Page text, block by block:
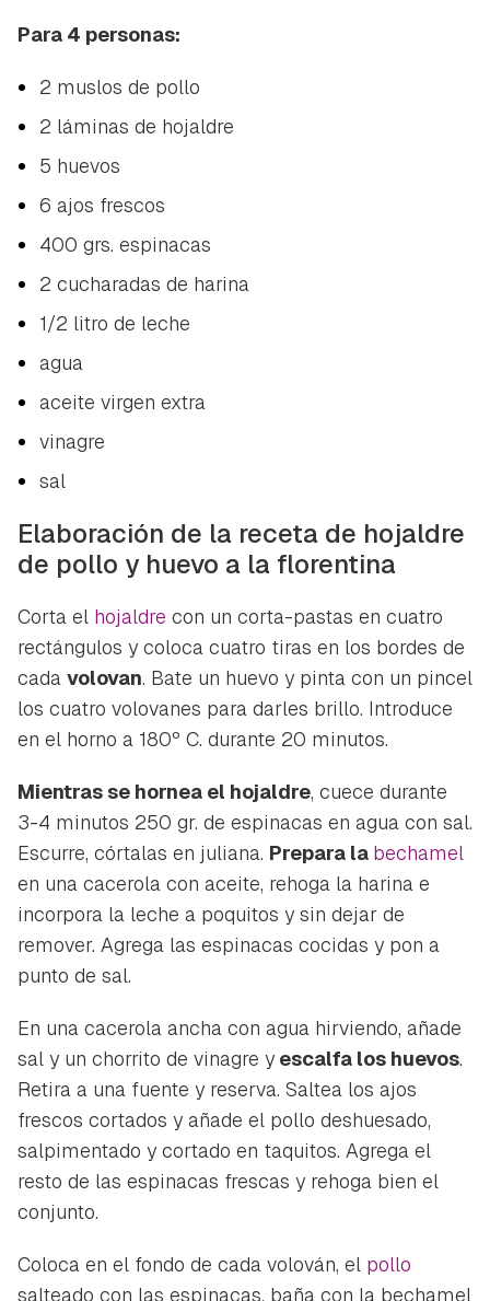
Guardar como favorito
Para poder guardar como favorito, primero has de
iniciar sesión con tu cuenta de Hogarmanía.
INICIAR SESIÓN CANCELAR
Para 4 personas:
2 muslos de pollo
2 láminas de hojaldre
5 huevos
6 ajos frescos
400 grs. espinacas
2 cucharadas de harina
1/2 litro de leche
agua
aceite virgen extra
vinagre
sal
Elaboración de la receta de hojaldre
de pollo y huevo a la florentina
Corta el hojaldre con un corta-pastas en cuatro
rectángulos y coloca cuatro tiras en los bordes de
cada volovan. Bate un huevo y pinta con un pincel
los cuatro volovanes para darles brillo. Introduce
en el horno a 180º C. durante 20 minutos.
Mientras se hornea el hojaldre, cuece durante
3-4 minutos 250 gr. de espinacas en agua con sal.
Escurre, córtalas en juliana. Prepara la bechamel
en una cacerola con aceite, rehoga la harina e
incorpora la leche a poquitos y sin dejar de
remover. Agrega las espinacas cocidas y pon a
punto de sal.
En una cacerola ancha con agua hirviendo, añade
sal y un chorrito de vinagre y escalfa los huevos.
Retira a una fuente y reserva. Saltea los ajos
frescos cortados y añade el pollo deshuesado,
salpimentado y cortado en taquitos. Agrega el
resto de las espinacas frescas y rehoga bien el
conjunto.
Coloca en el fondo de cada volován, el pollo
salteado con las espinacas, baña con la bechamel
Contenido enviado
Gracias por suscribirte a nuestro boletín.
ACEPTAR